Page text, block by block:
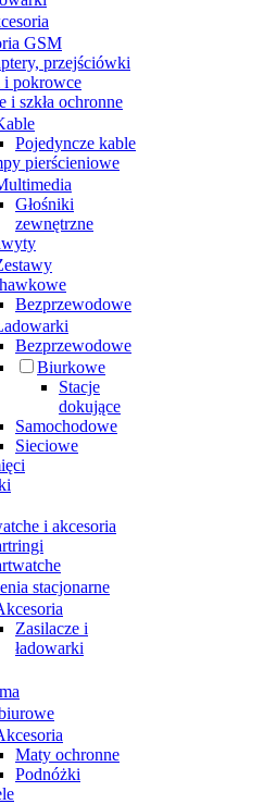
GSM
przejściówki
i pokrowce
i szkła ochronne
Pojedyncze kable
pierścieniowe
Głośniki
zewnętrzne
Bezprzewodowe
Bezprzewodowe
Biurkowe
Stacje
dokujące
Samochodowe
Sieciowe
i akcesoria
stacjonarne
Zasilacze i
ładowarki
Maty ochronne
Podnóżki